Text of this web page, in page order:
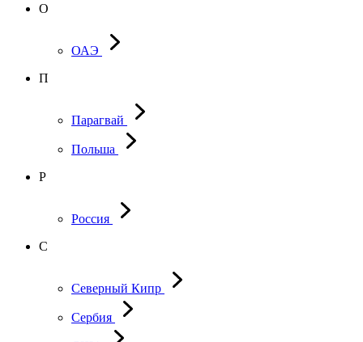
О
ОАЭ
П
Парагвай
Польша
Р
Россия
С
Северный Кипр
Сербия